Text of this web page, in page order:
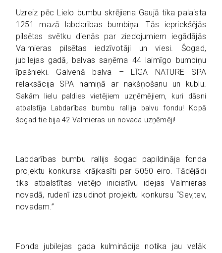
Uzreiz pēc Lielo bumbu skrējiena Gaujā tika palaista
1251 mazā labdarības bumbiņa. Tās iepriekšējās
pilsētas svētku dienās par ziedojumiem iegādājās
Valmieras pilsētas iedzīvotāji un viesi. Šogad,
jubilejas gadā, balvas saņēma 44 laimīgo bumbiņu
īpašnieki. Galvenā balva – LĪGA NATURE SPA
relaksācija SPA namiņā ar nakšņošanu un kublu.
Sakām lielu paldies vietējiem uzņēmējiem, kuri dāsni
atbalstīja Labdarības bumbu rallija balvu fondu! Kopā
šogad tie bija 42 Valmieras un novada uzņēmēji!
Labdarības bumbu rallijs šogad papildināja fonda
projektu konkursa krājkasīti par 5050 eiro. Tādējādi
tiks atbalstītas vietējo iniciatīvu idejas Valmieras
novadā, rudenī izsludinot projektu konkursu “Sev,tev,
novadam.”
Fonda jubilejas gada kulminācija notika jau velāk